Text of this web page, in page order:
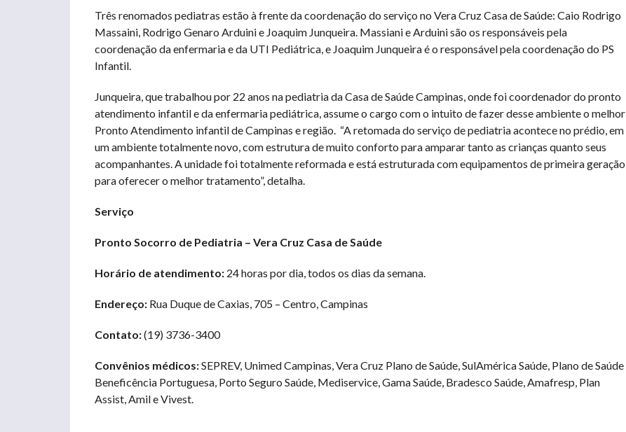
Três renomados pediatras estão à frente da coordenação do serviço no Vera Cruz Casa de Saúde: Caio Rodrigo
Massaini, Rodrigo Genaro Arduini e Joaquim Junqueira. Massiani e Arduini são os responsáveis pela
coordenação da enfermaria e da UTI Pediátrica, e Joaquim Junqueira é o responsável pela coordenação do PS
Infantil.
Junqueira, que trabalhou por 22 anos na pediatria da Casa de Saúde Campinas, onde foi coordenador do pronto
atendimento infantil e da enfermaria pediátrica, assume o cargo com o intuito de fazer desse ambiente o melhor
Pronto Atendimento infantil de Campinas e região. “A retomada do serviço de pediatria acontece no prédio, em
um ambiente totalmente novo, com estrutura de muito conforto para amparar tanto as crianças quanto seus
acompanhantes. A unidade foi totalmente reformada e está estruturada com equipamentos de primeira geração
para oferecer o melhor tratamento”, detalha.
Serviço
Pronto Socorro de Pediatria – Vera Cruz Casa de Saúde
Horário de atendimento:24 horas por dia, todos os dias da semana.
Endereço:Rua Duque de Caxias, 705 – Centro, Campinas
Contato:(19) 3736-3400
Convênios médicos:SEPREV, Unimed Campinas, Vera Cruz Plano de Saúde, SulAmérica Saúde, Plano de Saúde
Beneficência Portuguesa, Porto Seguro Saúde, Mediservice, Gama Saúde, Bradesco Saúde, Amafresp, Plan
Assist, Amil e Vivest.